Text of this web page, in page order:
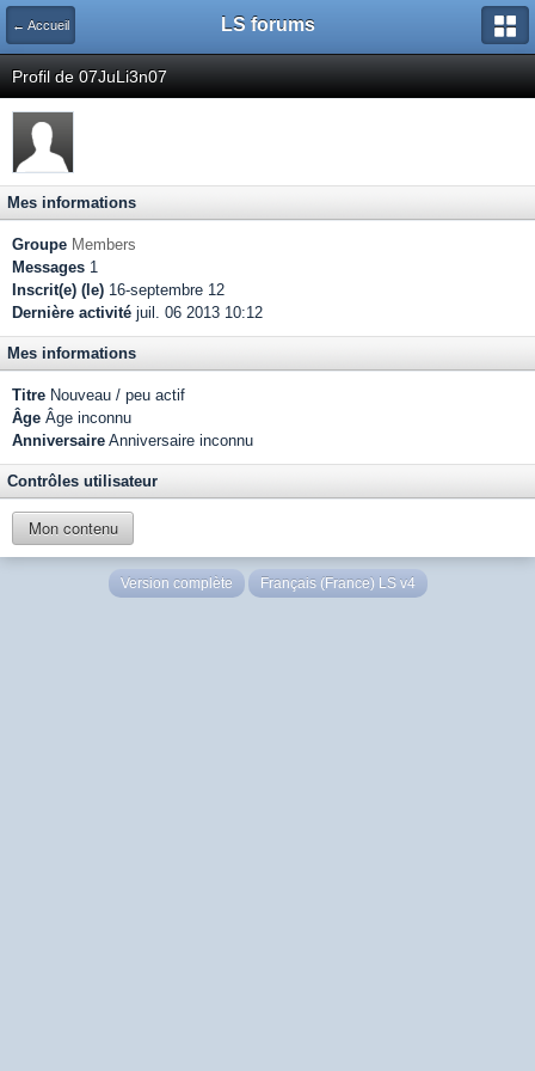
← Accueil LS forums
Profil de 07JuLi3n07
Mes informations
Groupe Members
Messages 1
Inscrit(e) (le) 16-septembre 12
Dernière activité juil. 06 2013 10:12
Mes informations
Titre Nouveau / peu actif
Âge Âge inconnu
Anniversaire Anniversaire inconnu
Contrôles utilisateur
Mon contenu
Version complète Français (France) LS v4